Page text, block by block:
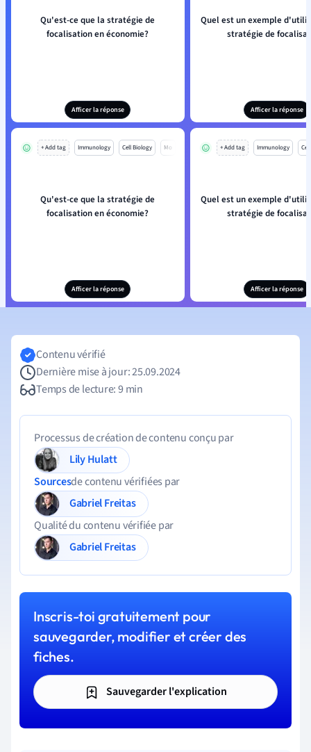
Qu'est-ce que la stratégie de
focalisation en économie?
Afficer la réponse
Quel est un exemple
stratégie de
Afficer la réponse
+ Add tag Immunology Cell Biology Mo
Qu'est-ce que la stratégie de
focalisation en économie?
Afficer la réponse
+ Add tag Immunology
Quel est un exemple
stratégie de
Afficer la réponse
Contenu vérifié
Dernière mise à jour: 25.09.2024
Temps de lecture: 9 min
Processus de création de contenu conçu par
Lily Hulatt
Sourcesde contenu vérifiées par
Gabriel Freitas
Qualité du contenu vérifiée par
Gabriel Freitas
Inscris-toi gratuitement pour
sauvegarder, modifier et créer des
fiches.
Sauvegarder l'explication